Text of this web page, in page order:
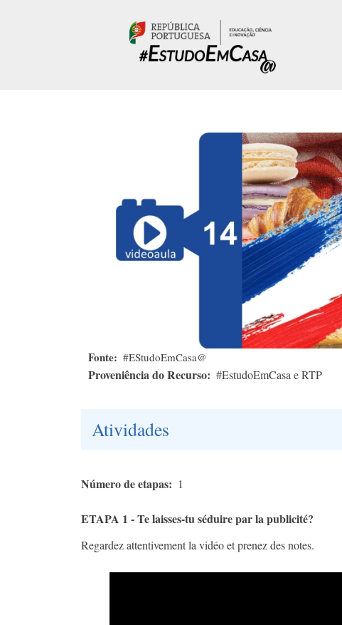
Fonte #EStudoEmCasa@
Proveniência do Recurso #EstudoEmCasa e RTP
Atividades
Número de etapas 1
ETAPA 1 - Te laisses-tu séduire par la publicité?
Regardez attentivement la vidéo et prenez des notes.